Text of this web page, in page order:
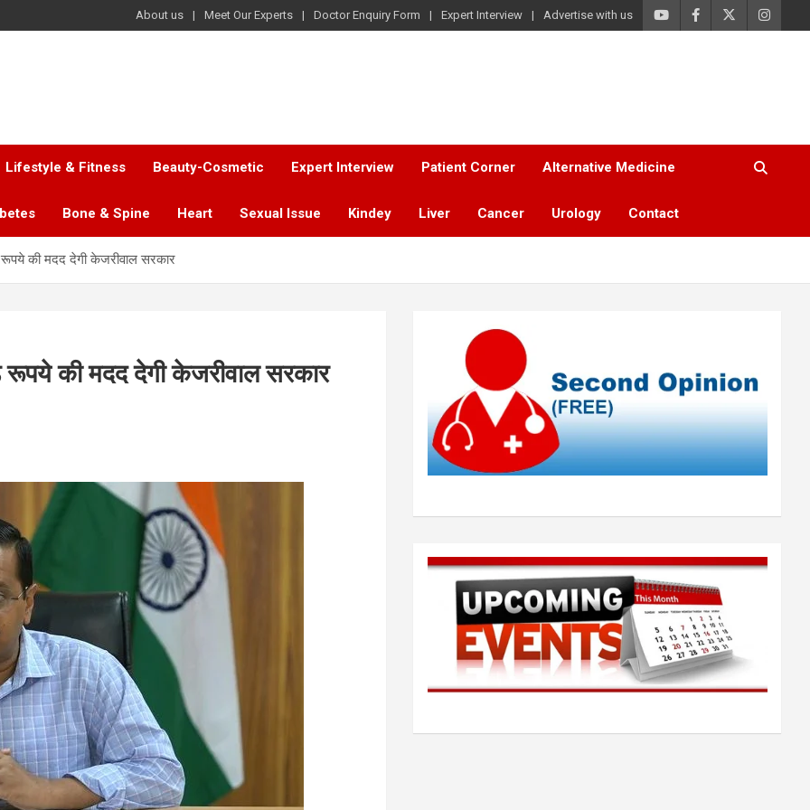
About us Meet Our Experts Doctor Enquiry Form Expert Interview Advertise with us
Lifestyle & Fitness Beauty-Cosmetic Expert Interview Patient Corner Alternative Medicine
Bone & Spine Heart Sexual Issue Kindey Liver Cancer Urology Contact
रूपये की मदद देगी केजरीवाल सरकार
रूपये की मदद देगी केजरीवाल सरकार